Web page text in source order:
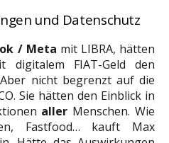
und Datenschutz
/ Meta mit LIBRA, hätten
digitalem FIAT-Geld den
nicht begrenzt auf die
Sie hätten den Einblick in
aller Menschen. Wie
Fastfood… kauft Max